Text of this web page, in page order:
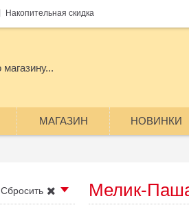
Накопительная скидка
МАГАЗИН НОВИНКИ
Сбросить Мелик-